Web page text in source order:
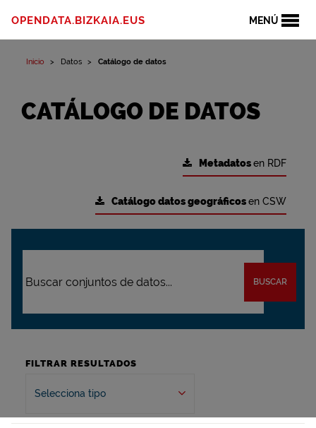
MENÚ
OPENDATA.BIZKAIA.EUS
Inicio Datos Catálogo de datos
CATÁLOGO DE DATOS
Metadatosen RDF
Catálogo datos geográficosen CSW
BUSCAR
FILTRAR RESULTADOS
Selecciona tipo